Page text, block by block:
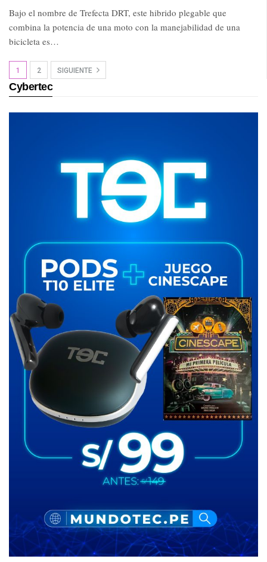
Bajo el nombre de Trefecta DRT, este hibrido plegable que
combina la potencia de una moto con la manejabilidad de una
bicicleta es…
1 2 SIGUIENTE
Cybertec